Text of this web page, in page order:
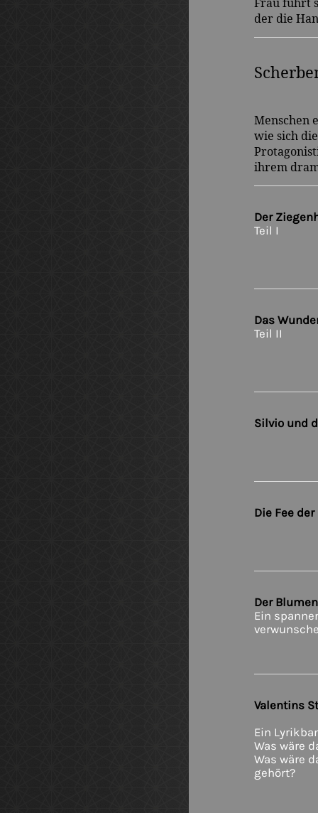
der die
Menschen
wie sich
ihrem
Der
Teil I
Das
Teil II
Silvio und
Die Fee
Der
Ein
Valentins
Ein
Was wäre
Was wäre
gehört?